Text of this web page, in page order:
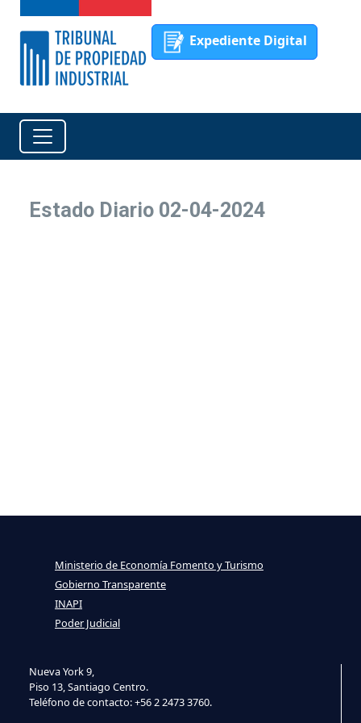
Expediente Digital
Estado Diario 02-04-2024
Nueva York 9,
Piso 13, Santiago Centro.
Teléfono de contacto: +56 2 2473 3760.
Ministerio de Economía Fomento y Turismo
Gobierno Transparente
INAPI
Poder Judicial